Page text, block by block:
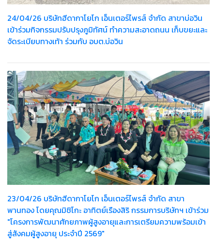
24/04/26 บริษัทฮีดากาโยโก เอ็นเตอร์ไพรส์ จำกัด สาขาบ่อวิน
เข้าร่วมกิจกรรมปรับปรุงภูมิทัศน์ ทำความสะอาดถนน เก็บขยะและ
จัดระเบียบทางเท้า ร่วมกับ อบต.บ่อวิน
23/04/26 บริษัทฮีดากาโยโก เอ็นเตอร์ไพรส์ จำกัด สาขา
พานทอง โดยคุณมิชิโกะ อาทิตย์เรืองสิริ กรรมการบริษัทฯ เข้าร่วม
"โครงการพัฒนาศักยภาพผู้สูงอายุและการเตรียมความพร้อมเข้า
สู่สังคมผู้สูงอายุ ประจำปี 2569"